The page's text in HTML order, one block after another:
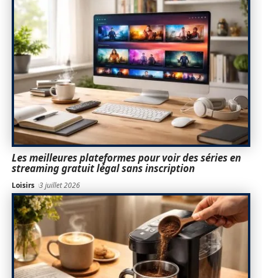
Les meilleures plateformes pour voir des séries en
streaming gratuit légal sans inscription
Loisirs 3 juillet 2026